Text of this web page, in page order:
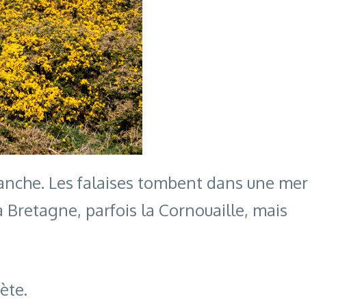
Les falaises tombent dans une mer
parfois la Cornouaille, mais